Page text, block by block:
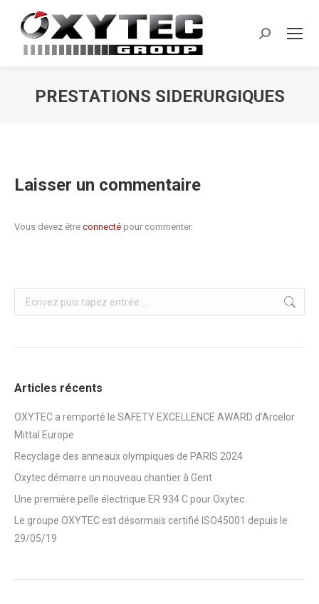
Search:
PRESTATIONS SIDERURGIQUES
Laisser un commentaire
Vous devez être connecté pour commenter.
Search:
Articles récents
OXYTEC a remporté le SAFETY EXCELLENCE AWARD d’Arcelor
Mittal Europe
Recyclage des anneaux olympiques de PARIS 2024
Oxytec démarre un nouveau chantier à Gent
Une première pelle électrique ER 934 C pour Oxytec.
Le groupe OXYTEC est désormais certifié ISO45001 depuis le
29/05/19